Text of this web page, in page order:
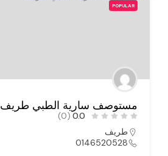
POPULAR
مستوصف سارية الطبي طريف
0.0
(0)
طريف
0146520528